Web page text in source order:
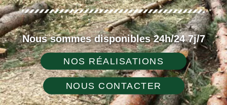
Nous sommes disponibles 24h/24 7j/7
NOS RÉALISATIONS
NOUS CONTACTER